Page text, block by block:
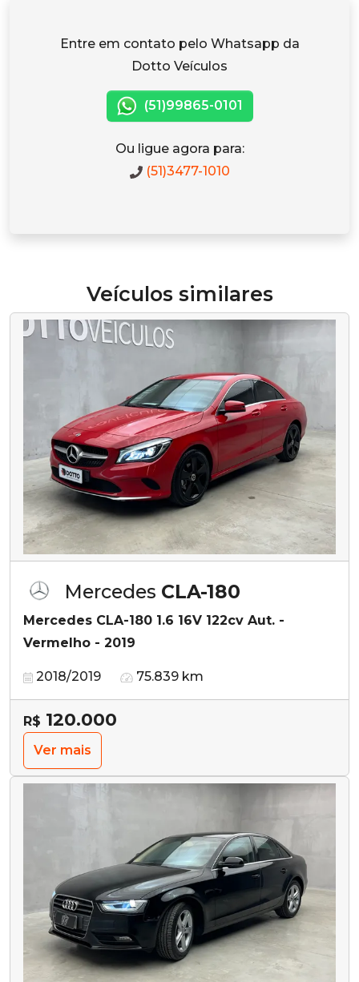
Entre em contato pelo Whatsapp da
Dotto Veículos
(51)99865-0101
Ou ligue agora para:
(51)3477-1010
Veículos similares
Mercedes CLA-180
Mercedes CLA-180 1.6 16V 122cv Aut. -
Vermelho - 2019
2018/2019 75.839 km
R$ 120.000
Ver mais